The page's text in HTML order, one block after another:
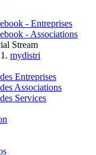
- Entreprises
- Associations
Stream
mydistri
Entreprises
Associations
Services